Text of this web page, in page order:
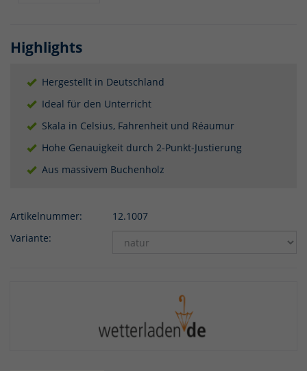
Highlights
Hergestellt in Deutschland
Ideal für den Unterricht
Skala in Celsius, Fahrenheit und Réaumur
Hohe Genauigkeit durch 2-Punkt-Justierung
Aus massivem Buchenholz
Artikelnummer:
12.1007
Variante: